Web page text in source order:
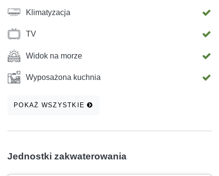
Klimatyzacja
TV
Widok na morze
Wyposażona kuchnia
POKAŻ WSZYSTKIE
Jednostki zakwaterowania